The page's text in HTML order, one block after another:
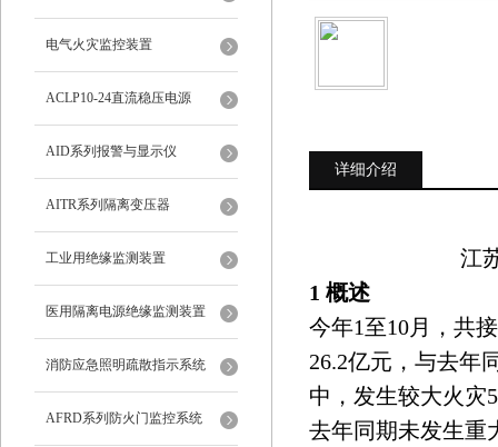
电气火灾监控装置
ACLP10-24直流稳压电源
AID系列报警与显示仪
AITR系列隔离变压器
工业用绝缘监测装置
医用隔离电源绝缘监测装置
消防应急照明疏散指示系统
AFRD系列防火门监控系统
详细介绍
江
1 概述
今年1至10月，共
26.2亿元，与去年
中，发生较大火灾
去年同期未发生重